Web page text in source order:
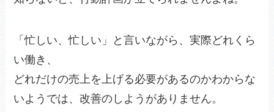
「忙しい、忙しい」と言いながら、実際どれくら
い働き、
どれだけの売上を上げる必要があるのかわからな
いようでは、改善のしようがありません。